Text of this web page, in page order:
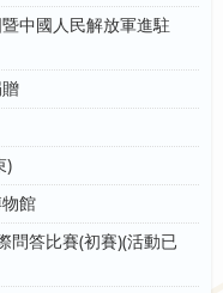
中國人民解放軍進駐
)
館
問答比賽(初賽)(活動已